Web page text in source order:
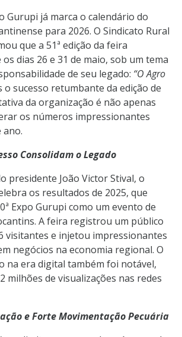
Gurupi já marca o calendário do
para 2026. O Sindicato Rural
que a 51ª edição da feira
dias 26 e 31 de maio, sob um tema
de seu legado: “O Agro
o sucesso retumbante da edição de
da organização é não apenas
os números impressionantes
ano.
Consolidam o Legado
presidente João Victor Stival, o
os resultados de 2025, que
Expo Gurupi como um evento de
A feira registrou um público
visitantes e injetou impressionantes
negócios na economia regional. O
na era digital também foi notável,
milhões de visualizações nas redes
e Forte Movimentação Pecuária